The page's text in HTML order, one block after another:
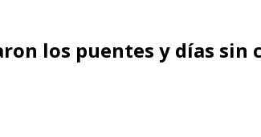
los puentes y días sin